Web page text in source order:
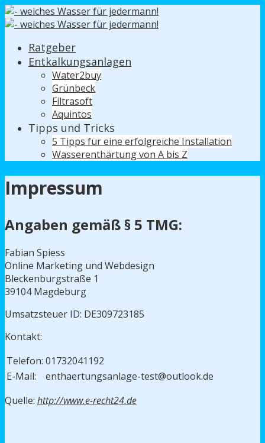
Ratgeber
Entkalkungsanlagen
Water2buy
Grünbeck
Filtrasoft
Aquintos
Tipps und Tricks
5 Tipps für eine erfolgreiche Installation
Wasserenthärtung von A bis Z
Impressum
Angaben gemäß § 5 TMG:
Fabian Spiess
Online Marketing und Webdesign
Bleckenburgstraße 1
39104 Magdeburg
Umsatzsteuer ID: DE309723185
Kontakt:
Telefon: 01732041192
E-Mail:
enthaertungsanlage-test@outlook.de
Quelle: http://www.e-recht24.de